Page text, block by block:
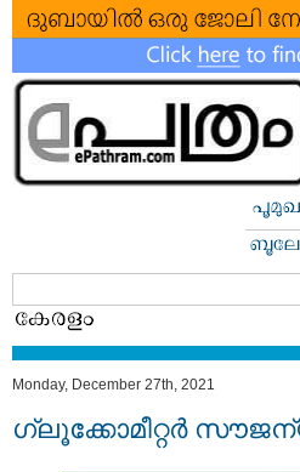
Monday, December 27th, 2021
ഗ്ലൂക്കോമീറ്റര്‍